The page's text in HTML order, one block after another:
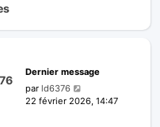
Dernier message
parld6376
22 février 2026, 14:47